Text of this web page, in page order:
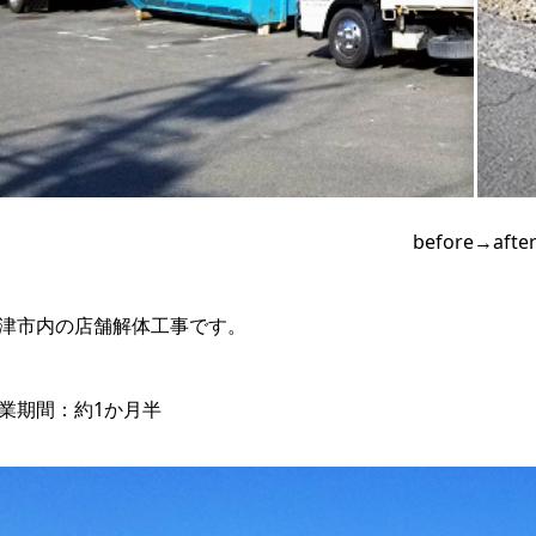
before→after
市内の店舗解体工事です。
期間：約1か月半